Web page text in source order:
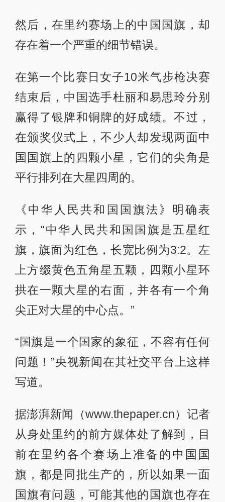
然后，在里约赛场上的中国国旗，却
存在着一个严重的细节错误。
在第一个比赛日女子10米气步枪决赛
结束后，中国选手杜丽和易思玲分别
赢得了银牌和铜牌的好成绩。不过，
在颁奖仪式上，不少人却发现两面中
国国旗上的四颗小星，它们的尖角是
平行排列在大星四周的。
《中华人民共和国国旗法》明确表
示，“中华人民共和国国旗是五星红
旗，旗面为红色，长宽比例为3:2。左
上方缀黄色五角星五颗，四颗小星环
拱在一颗大星的右面，并各有一个角
尖正对大星的中心点。”
“国旗是一个国家的象征，不容有任何
问题！”央视新闻在其社交平台上这样
写道。
据澎湃新闻（www.thepaper.cn）记者
从身处里约的前方媒体处了解到，目
前在里约各个赛场上准备的中国国
旗，都是同批生产的，所以如果一面
国旗有问题，可能其他的国旗也存在